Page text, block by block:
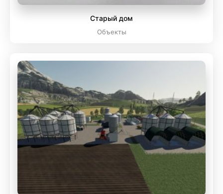
Старый дом
Объекты